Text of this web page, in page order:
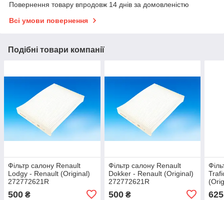
Повернення товару впродовж 14 днів за домовленістю
Всі умови повернення
Подібні товари компанії
Фільтр салону Renault
Lodgy - Renault (Original)
272772621R
500 ₴
Фільтр салону Renault
Dokker - Renault (Original)
272772621R
500₴ 625